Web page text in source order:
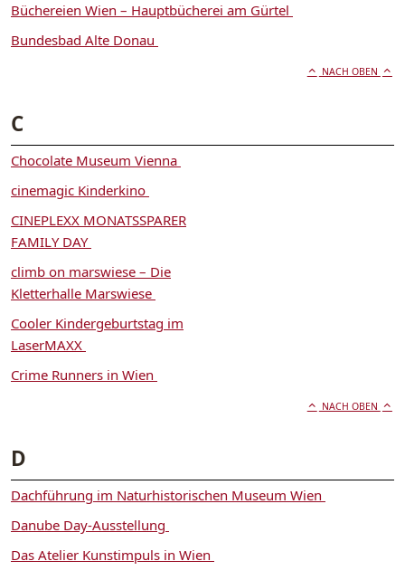
Büchereien Wien – Hauptbücherei am Gürtel
Bundesbad Alte Donau
NACH OBEN
C
Chocolate Museum Vienna
cinemagic Kinderkino
CINEPLEXX MONATSSPARER
FAMILY DAY
climb on marswiese – Die
Kletterhalle Marswiese
Cooler Kindergeburtstag im
LaserMAXX
Crime Runners in Wien
NACH OBEN
D
Dachführung im Naturhistorischen Museum Wien
Danube Day-Ausstellung
Das Atelier Kunstimpuls in Wien